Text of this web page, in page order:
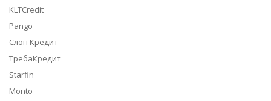
KLTCredit
Pango
Слон Кредит
ТребаКредит
Starfin
Monto